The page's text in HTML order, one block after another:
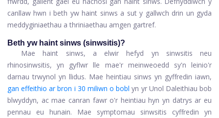
canllaw hwn i beth yw haint sinws a sut y gallwch drin un gyda
meddyginiaethau a thriniaethau amgen gartref.
Beth yw haint sinws (sinwsitis)?
Mae haint sinws, a elwir hefyd yn sinwsitis neu
rhinosinwsitis, yn gyflwr lle mae'r meinweoedd sy'n leinio'r
darnau trwynol yn llidus. Mae heintiau sinws yn gyffredin iawn,
gan effeithio ar bron i 30 miliwn o bobl yn yr Unol Daleithiau bob
blwyddyn, ac mae canran fawr o'r heintiau hyn yn datrys ar eu
pennau eu hunain. Mae symptomau sinwsitis cyffredin yn